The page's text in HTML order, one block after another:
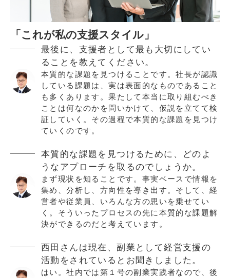
「これが私の支援スタイル」
最後に、支援者として最も大切にしてい
ることを教えてください。
本質的な課題を見つけることです。社長が認識
している課題は、実は表面的なものであること
も多くあります。果たして本当に取り組むべき
ことは何なのかを問いかけて、仮説を立てて検
証していく。その過程で本質的な課題を見つけ
ていくのです。
本質的な課題を見つけるために、どのよ
うなアプローチを取るのでしょうか。
まず現状を知ることです。事実ベースで情報を
集め、分析し、方向性を導き出す。そして、経
営者や従業員、いろんな方の思いを乗せてい
く。そういったプロセスの先に本質的な課題解
決ができるのだと考えています。
西田さんは現在、副業として経営支援の
活動をされているとお聞きしました。
はい。社内では第１号の副業実践者なので、後